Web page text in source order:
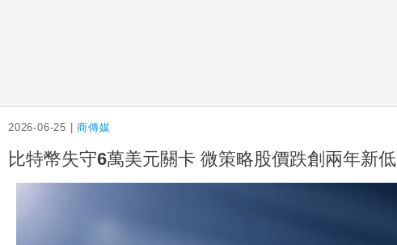
2026-06-25 |商傳媒
比特幣失守6萬美元關卡 微策略股價跌創兩年新低